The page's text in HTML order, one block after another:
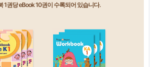
1권당 eBook 10권이 수록되어 있습니다.